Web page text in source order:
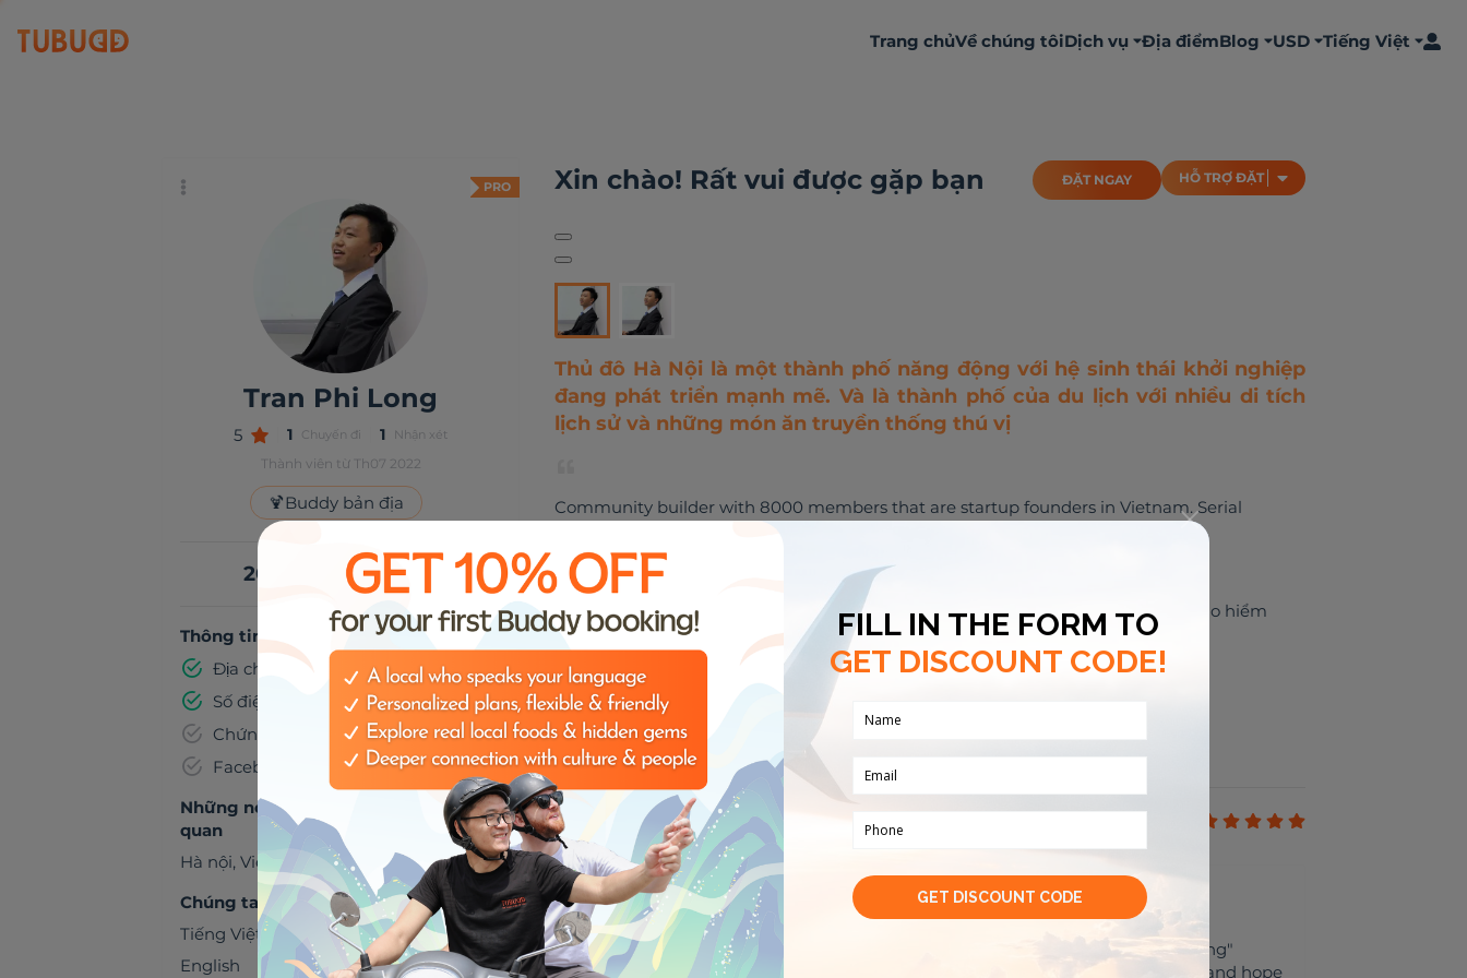
Trang chủVề chúng tôiDịch vụ Địa điểmBlog USD Tiếng Việt
PRO
Tran Phi Long
5 1 Chuyến đi 1 Nhận xét
Thành viên từ Th07 2022
🍹Buddy bản địa
20,00 US$ mỗi giờ
Thông tin đã được xác minh
Địa chỉ email
Số điện thoại
Chứng minh thư
Facebook
Những nơi chúng ta có thể đến thăm
quan
Hà nội, Việt Nam
Chúng ta có thể trò chuyện bằng
Tiếng Việt
English
Xin chào! Rất vui được gặp bạn ĐẶT NGAY HỖ TRỢ ĐẶT
Thủ đô Hà Nội là một thành phố năng động với hệ sinh thái khởi nghiệp
đang phát triển mạnh mẽ. Và là thành phố của du lịch với nhiều di tích
lịch sử và những món ăn truyền thống thú vị
Community builder with 8000 members that are startup founders in Vietnam. Serial
Sở trường
Lịch sử
Đồ ăn và đồ uống
Kinh nghiệm mạo hiểm
Sở thích
🎸
ÂM NHẠC ĂN UỐNG
Nhận xét từ khách du lịch(1
Daniel S
17 Th10, 2022
"We are very grateful for your help with organising the gathering"
"Greatly appreciate your kind help during our visit to Vietnam and hope